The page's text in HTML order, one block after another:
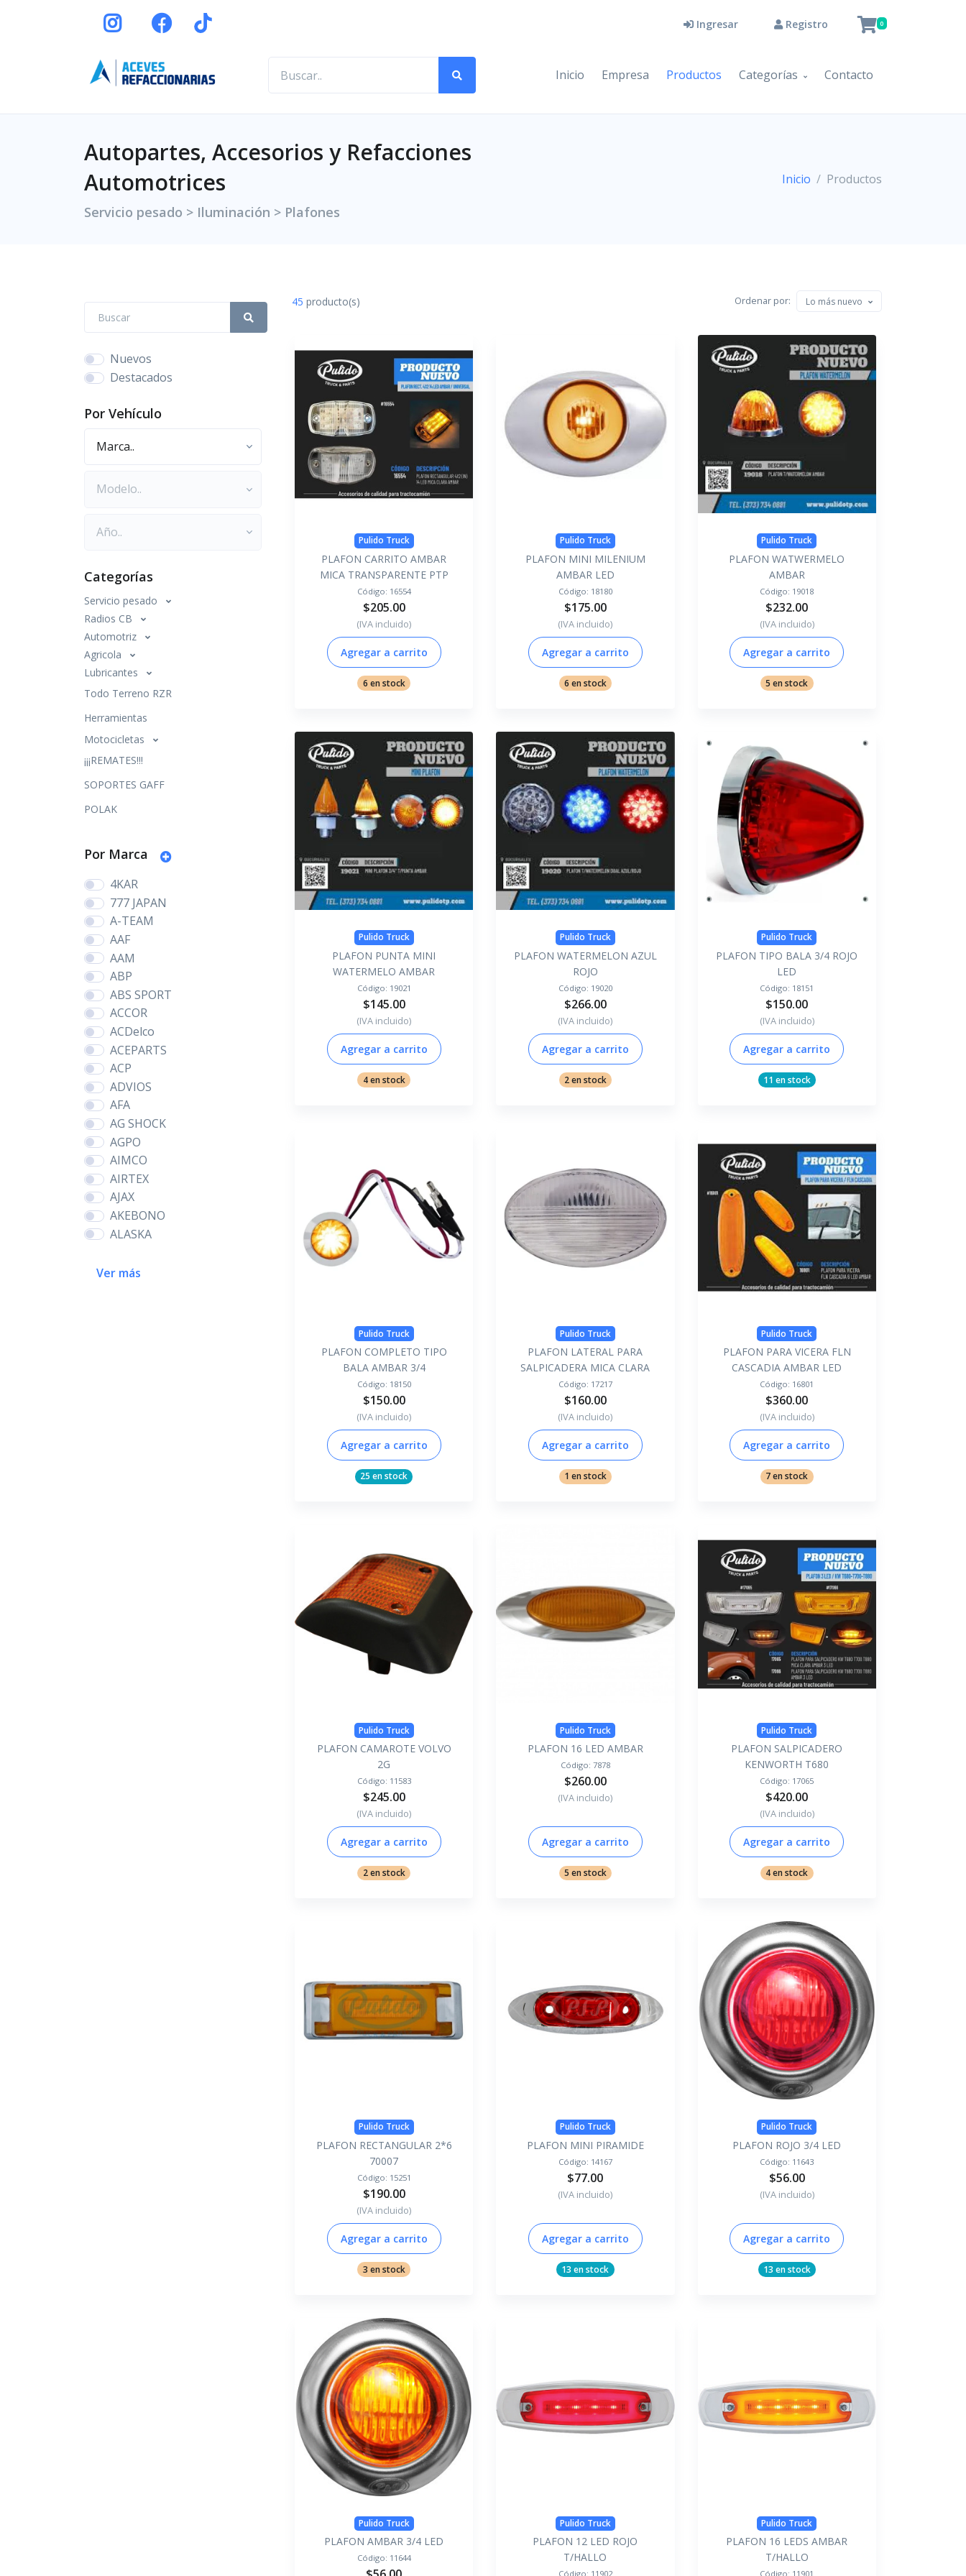
Ingresar Registro 0
Inicio Empresa Productos Categorías Contacto
Autopartes, Accesorios y Refacciones
Automotrices
Servicio pesado > Iluminación > Plafones
Inicio Productos
Nuevos
Destacados
Por Vehículo
Categorías
Servicio pesado
Radios CB
Automotriz
Agricola
Lubricantes
Todo Terreno RZR
Herramientas
Motocicletas
¡¡¡REMATES!!!
SOPORTES GAFF
POLAK
Por Marca
4KAR
777 JAPAN
A-TEAM
AAF
AAM
ABP
ABS SPORT
ACCOR
ACDelco
ACEPARTS
ACP
ADVIOS
AFA
AG SHOCK
AGPO
AIMCO
AIRTEX
AJAX
AKEBONO
ALASKA
Ver más
45 producto(s) Ordenar por: Lo más nuevo
Pulido Truck
PLAFON CARRITO AMBAR
MICA TRANSPARENTE PTP
Código: 16554
$205.00
(IVA incluido)
Agregar a carrito
6 en stock
Pulido Truck
PLAFON MINI MILENIUM
AMBAR LED
Código: 18180
$175.00
(IVA incluido)
Agregar a carrito
6 en stock
Pulido Truck
PLAFON WATWERMELO
AMBAR
Código: 19018
$232.00
(IVA incluido)
Agregar a carrito
5 en stock
Pulido Truck
PLAFON PUNTA MINI
WATERMELO AMBAR
Código: 19021
$145.00
(IVA incluido)
Agregar a carrito
4 en stock
Pulido Truck
PLAFON WATERMELON AZUL
ROJO
Código: 19020
$266.00
(IVA incluido)
Agregar a carrito
2 en stock
Pulido Truck
PLAFON TIPO BALA 3/4 ROJO
LED
Código: 18151
$150.00
(IVA incluido)
Agregar a carrito
11 en stock
Pulido Truck
PLAFON COMPLETO TIPO
BALA AMBAR 3/4
Código: 18150
$150.00
(IVA incluido)
Agregar a carrito
25 en stock
Pulido Truck
PLAFON LATERAL PARA
SALPICADERA MICA CLARA
Código: 17217
$160.00
(IVA incluido)
Agregar a carrito
1 en stock
Pulido Truck
PLAFON PARA VICERA FLN
CASCADIA AMBAR LED
Código: 16801
$360.00
(IVA incluido)
Agregar a carrito
7 en stock
Pulido Truck
PLAFON CAMAROTE VOLVO
2G
Código: 11583
$245.00
(IVA incluido)
Agregar a carrito
2 en stock
Pulido Truck
PLAFON 16 LED AMBAR
Código: 7878
$260.00
(IVA incluido)
Agregar a carrito
5 en stock
Pulido Truck
PLAFON SALPICADERO
KENWORTH T680
Código: 17065
$420.00
(IVA incluido)
Agregar a carrito
4 en stock
Pulido Truck
PLAFON RECTANGULAR 2*6
70007
Código: 15251
$190.00
(IVA incluido)
Agregar a carrito
3 en stock
Pulido Truck
PLAFON MINI PIRAMIDE
Código: 14167
$77.00
(IVA incluido)
Agregar a carrito
13 en stock
Pulido Truck
PLAFON ROJO 3/4 LED
Código: 11643
$56.00
(IVA incluido)
Agregar a carrito
13 en stock
Pulido Truck
PLAFON AMBAR 3/4 LED
Código: 11644
Pulido Truck
PLAFON 12 LED ROJO
T/HALLO
Código: 11902
Pulido Truck
PLAFON 16 LEDS AMBAR
T/HALLO
Código: 11901